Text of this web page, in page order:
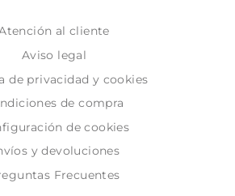
al cliente
Aviso legal
de privacidad y cookies
de compra
de cookies
y devoluciones
Frecuentes